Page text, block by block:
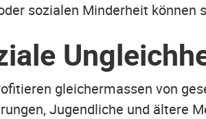
sozialen Minderheit können
gleichermassen von
Jugendliche und ältere